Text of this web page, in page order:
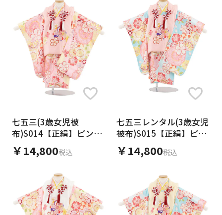
七五三(3歳女児被
布)S014【正絹】ピンク
ねじり梅×クリームイエ
ロー桜鞠
￥14,800税込
七五三レンタル(3歳女児
被布)S015【正絹】ピン
クねじり梅×水色桜鞠
￥14,800税込